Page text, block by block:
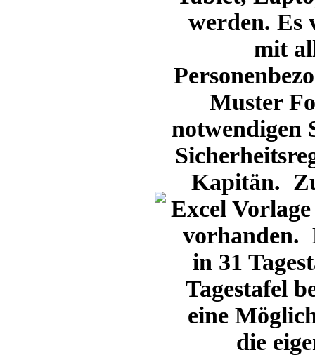
werden. Es
mit
Muster
notwendigen
Kapitän.
Excel
vorhanden.
in 31
Tagestafel
eine
die